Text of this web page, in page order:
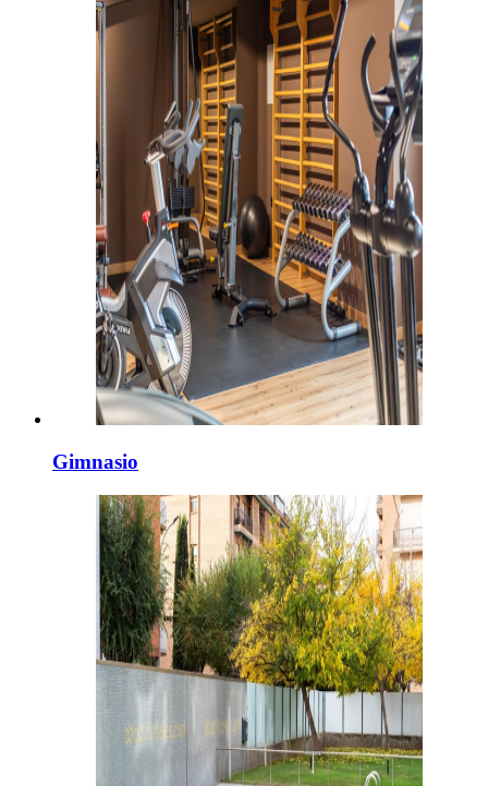
Gimnasio